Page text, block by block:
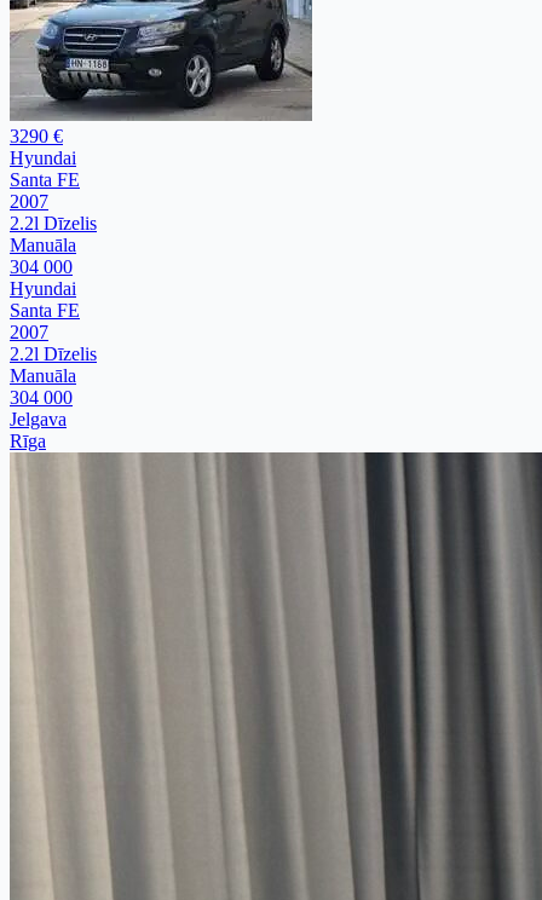
3290 €
Hyundai
Santa FE
2007
2.2l Dīzelis
Manuāla
304 000
Hyundai
Santa FE
2007
2.2l Dīzelis
Manuāla
304 000
Jelgava
Rīga